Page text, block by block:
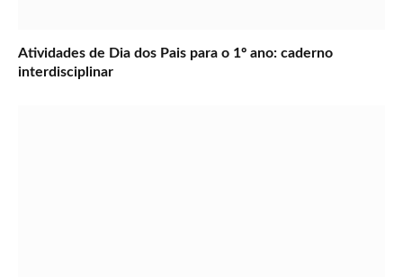
Atividades de Dia dos Pais para o 1º ano: caderno
interdisciplinar